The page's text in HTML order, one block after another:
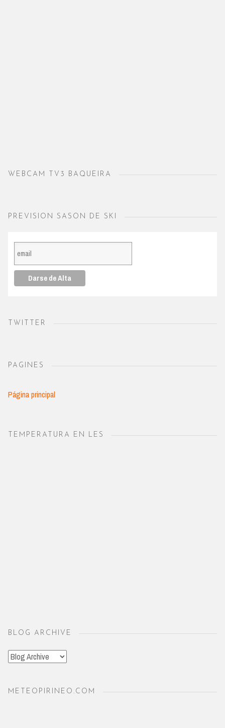
WEBCAM TV3 BAQUEIRA
PREVISION SASON DE SKI
TWITTER
PAGINES
Página principal
TEMPERATURA EN LES
BLOG ARCHIVE
METEOPIRINEO.COM